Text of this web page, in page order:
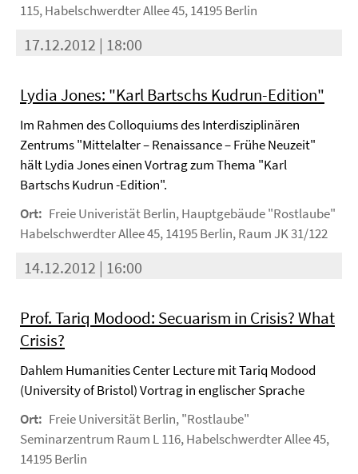
115, Habelschwerdter Allee 45, 14195 Berlin
17.12.2012 | 18:00
Lydia Jones: "Karl Bartschs Kudrun-Edition"
Im Rahmen des Colloquiums des Interdisziplinären
Zentrums "Mittelalter – Renaissance – Frühe Neuzeit"
hält Lydia Jones einen Vortrag zum Thema "Karl
Bartschs Kudrun -Edition".
Ort: Freie Univeristät Berlin, Hauptgebäude "Rostlaube"
Habelschwerdter Allee 45, 14195 Berlin, Raum JK 31/122
14.12.2012 | 16:00
Prof. Tariq Modood: Secuarism in Crisis? What
Crisis?
Dahlem Humanities Center Lecture mit Tariq Modood
(University of Bristol) Vortrag in englischer Sprache
Ort: Freie Universität Berlin, "Rostlaube"
Seminarzentrum Raum L 116, Habelschwerdter Allee 45,
14195 Berlin